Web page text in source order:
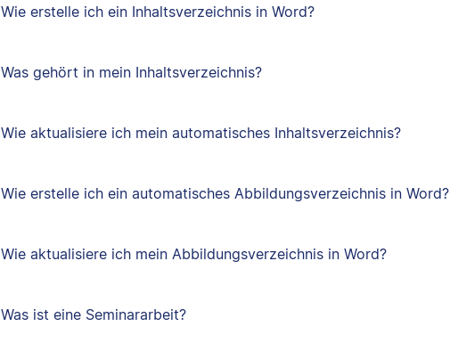
Wie erstelle ich ein Inhaltsverzeichnis in Word?
Was gehört in mein Inhaltsverzeichnis?
Wie aktualisiere ich mein automatisches Inhaltsverzeichnis?
Wie erstelle ich ein automatisches Abbildungsverzeichnis in Word?
Wie aktualisiere ich mein Abbildungsverzeichnis in Word?
Was ist eine Seminararbeit?